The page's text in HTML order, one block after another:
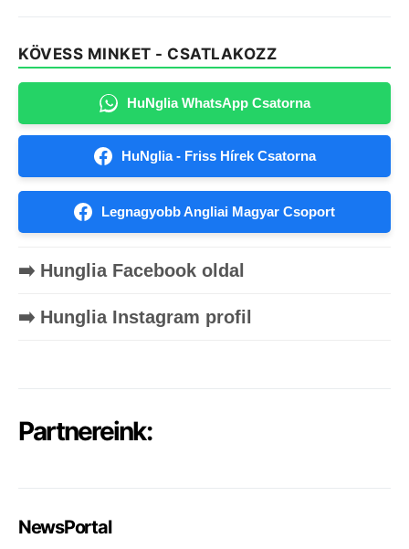
KÖVESS MINKET - CSATLAKOZZ
HuNglia WhatsApp Csatorna
HuNglia - Friss Hírek Csatorna
Legnagyobb Angliai Magyar Csoport
➡️ Hunglia Facebook oldal
➡️ Hunglia Instagram profil
Partnereink:
NewsPortal